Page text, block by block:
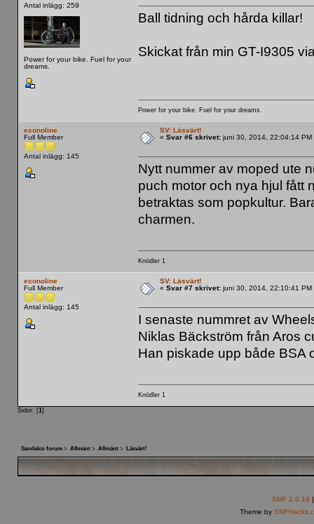
Antal inlägg: 259
Power for your bike. Fuel for your
dreams.
Ball tidning och hårda killar!
Skickat från min GT-I9305
Power for your bike. Fuel for your dreams.
econoline
Full Member
Antal inlägg: 145
SV: Läsvärt!
« Svar #6 skrivet:juni 30, 2014, 22:04:14 PM
Nytt nummer av moped ute
puch motor och nya hjul fått
betraktas som popkultur.
charmen.
Knödler 1
econoline
Full Member
Antal inlägg: 145
SV: Läsvärt!
« Svar #7 skrivet:juni 30, 2014, 22:10:41 PM
I senaste nummret av
Niklas Bäckström från Aros
Han piskade upp både BSA
Knödler 1
Sidor: [1]
Sandelco forum> Allmänt> Allmänt> Läsvärt!
SMF 2.0.19
Theme by